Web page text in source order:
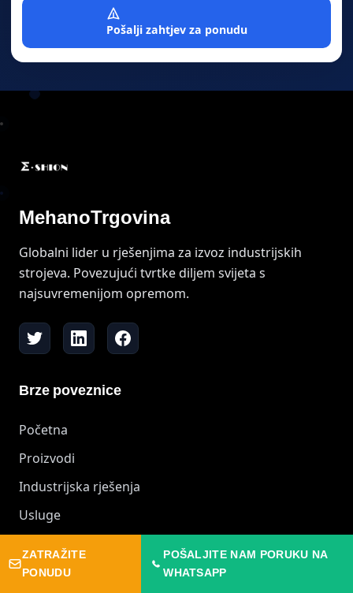
Pošalji zahtjev za ponudu
ZATRAŽITE
PONUDU
POŠALJITE NAM PORUKU NA
WHATSAPP
MehanoTrgovina
Globalni lider u rješenjima za izvoz industrijskih
strojeva. Povezujući tvrtke diljem svijeta s
najsuvremenijom opremom.
Brze poveznice
Početna
Proizvodi
Industrijska rješenja
Usluge
Mašine